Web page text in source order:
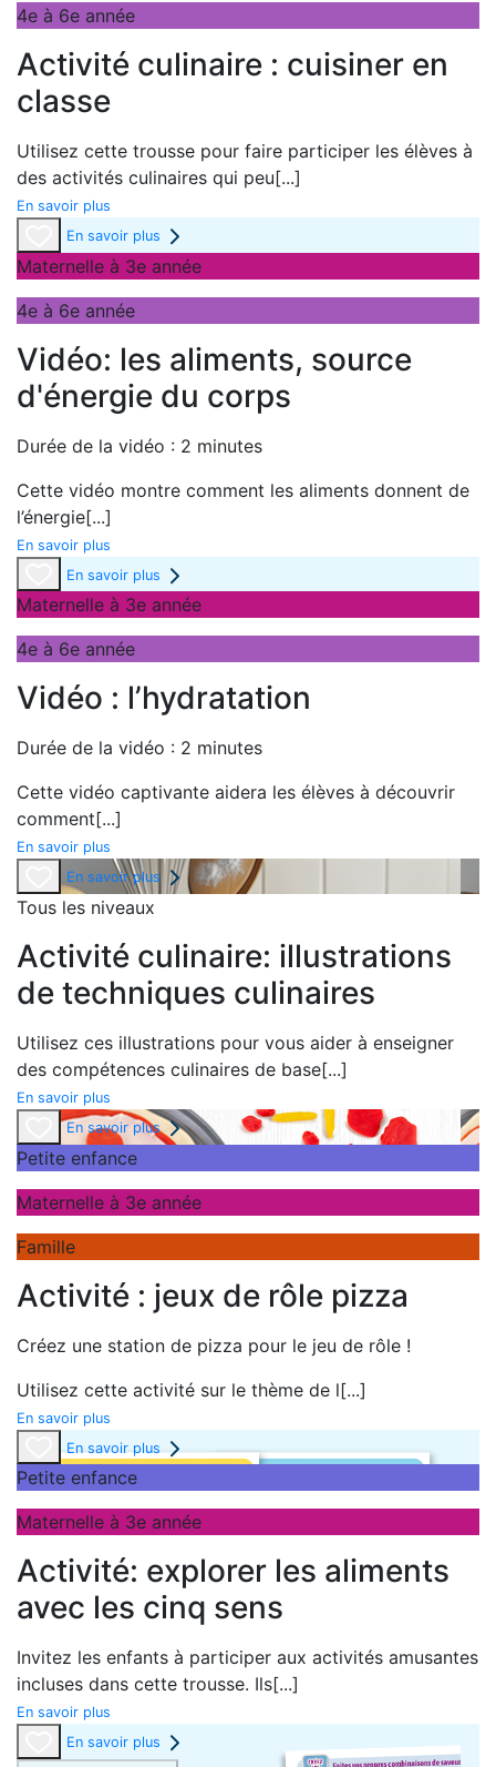
4e à 6e année
Activité culinaire : cuisiner en
classe
Utilisez cette trousse pour faire participer les élèves à
des activités culinaires qui peu[...]
En savoir plus
En savoir plus
Maternelle à 3e année
4e à 6e année
Vidéo: les aliments, source
d'énergie du corps
Durée de la vidéo : 2 minutes
Cette vidéo montre comment les aliments donnent de
l’énergie[...]
En savoir plus
En savoir plus
Maternelle à 3e année
4e à 6e année
Vidéo : l’hydratation
Durée de la vidéo : 2 minutes
Cette vidéo captivante aidera les élèves à découvrir
comment[...]
En savoir plus
En savoir plus
Tous les niveaux
Activité culinaire: illustrations
de techniques culinaires
Utilisez ces illustrations pour vous aider à enseigner
des compétences culinaires de base[...]
En savoir plus
En savoir plus
Petite enfance
Maternelle à 3e année
Famille
Activité : jeux de rôle pizza
Créez une station de pizza pour le jeu de rôle !
Utilisez cette activité sur le thème de l[...]
En savoir plus
En savoir plus
Petite enfance
Maternelle à 3e année
Activité: explorer les aliments
avec les cinq sens
Invitez les enfants à participer aux activités amusantes
incluses dans cette trousse. Ils[...]
En savoir plus
En savoir plus